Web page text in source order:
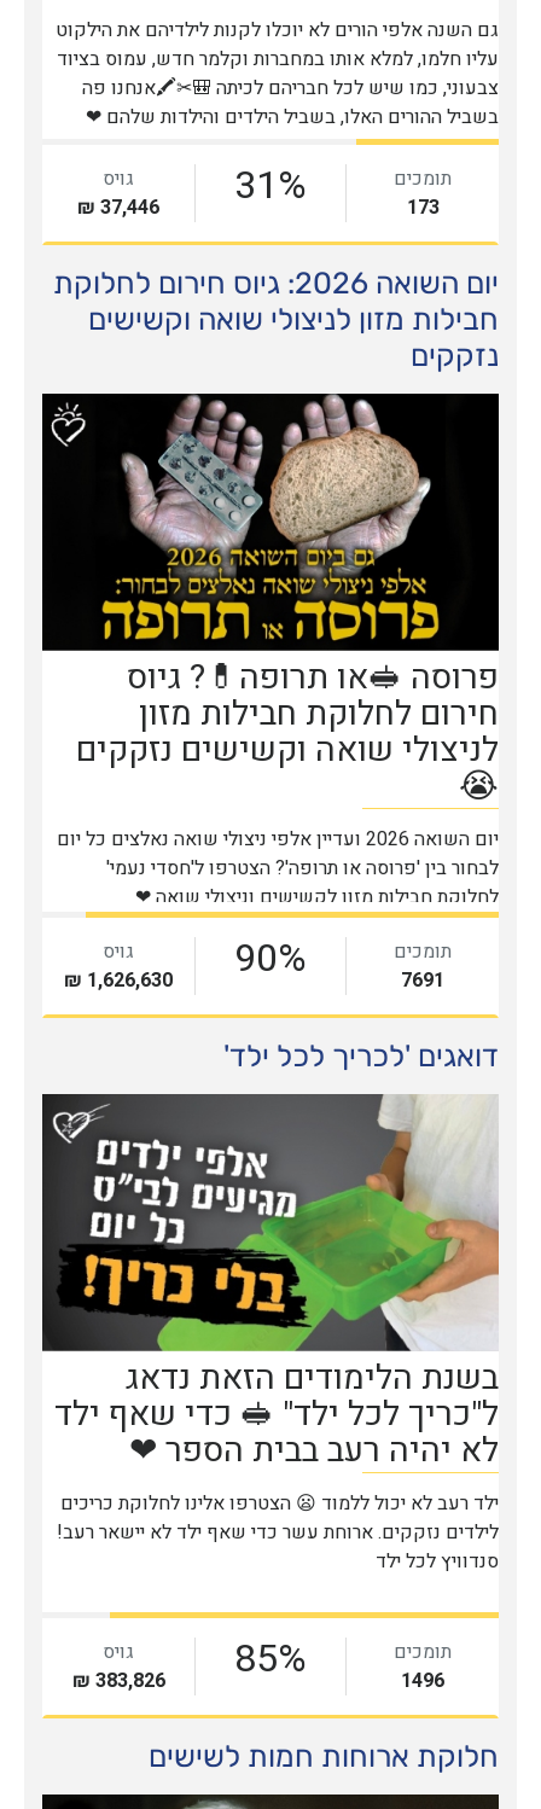
יום השואה 2026: גיוס חירום לחלוקת
חבילות מזון לניצולי שואה וקשישים
נזקקים
דואגים 'לכריך לכל ילד'
חלוקת ארוחות חמות לשישים